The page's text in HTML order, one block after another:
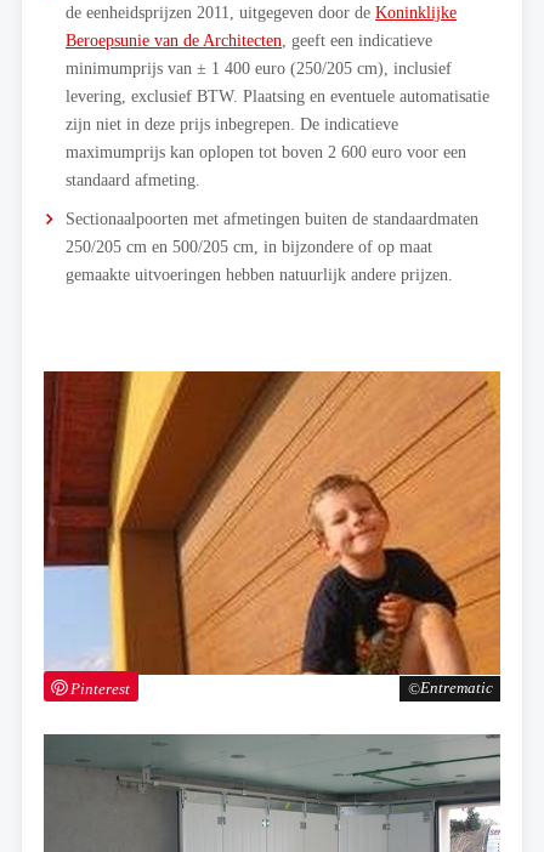
Entrematic
Pinterest
de eenheidsprijzen 2011, uitgegeven door de Koninklijke
Beroepsunie van de Architecten , geeft een indicatieve
minimumprijs van ± 1 400 euro (250/205 cm), inclusief
levering, exclusief BTW. Plaatsing en eventuele automatisatie
zijn niet in deze prijs inbegrepen. De indicatieve
maximumprijs kan oplopen tot boven 2 600 euro voor een
standaard afmeting.
Sectionaalpoorten met afmetingen buiten de standaardmaten
250/205 cm en 500/205 cm, in bijzondere of op maat
gemaakte uitvoeringen hebben natuurlijk andere prijzen.